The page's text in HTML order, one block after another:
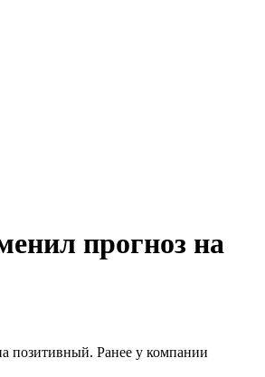
прогноз на
позитивный. Ранее у компании